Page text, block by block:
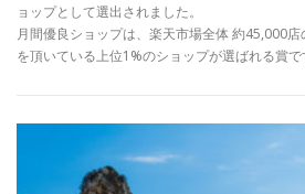
ョップとして選出されました。
月間優良ショップは、楽天市場全体 約45,000
を頂いている上位1%のショップが選ばれる賞で